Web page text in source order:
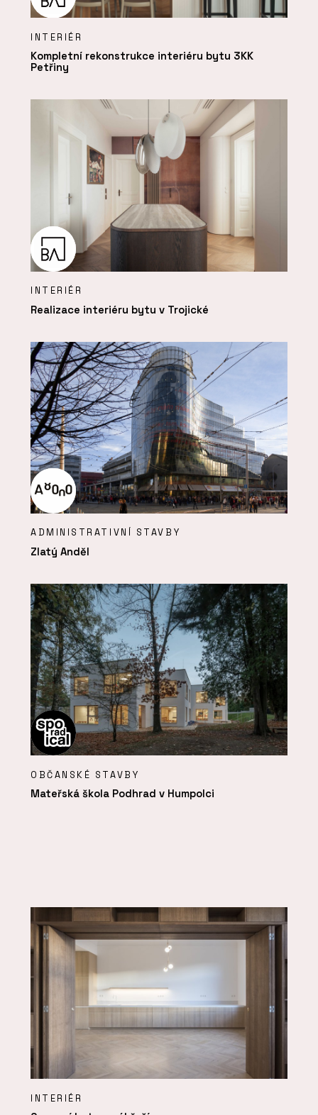
INTERIÉR
Kompletní rekonstrukce interiéru bytu 3KK
Petřiny
INTERIÉR
Realizace interiéru bytu v Trojické
ADMINISTRATIVNÍ STAVBY
Zlatý Anděl
OBČANSKÉ STAVBY
Mateřská škola Podhrad v Humpolci
INTERIÉR